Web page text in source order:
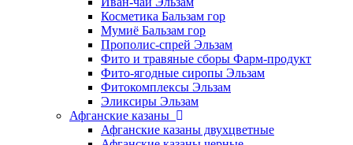
Косметика Бальзам гор
Мумиё Бальзам гор
Прополис-спрей Эльзам
Фито и травяные сборы Фарм-продукт
Фито-ягодные сиропы Эльзам
Фитокомплексы Эльзам
Эликсиры Эльзам
Афганские казаны
Афганские казаны двухцветные